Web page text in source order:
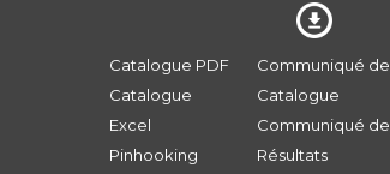
Catalogue PDF
Catalogue
Excel
Pinhooking
Communiqué
Catalogue
Communiqué
Résultats